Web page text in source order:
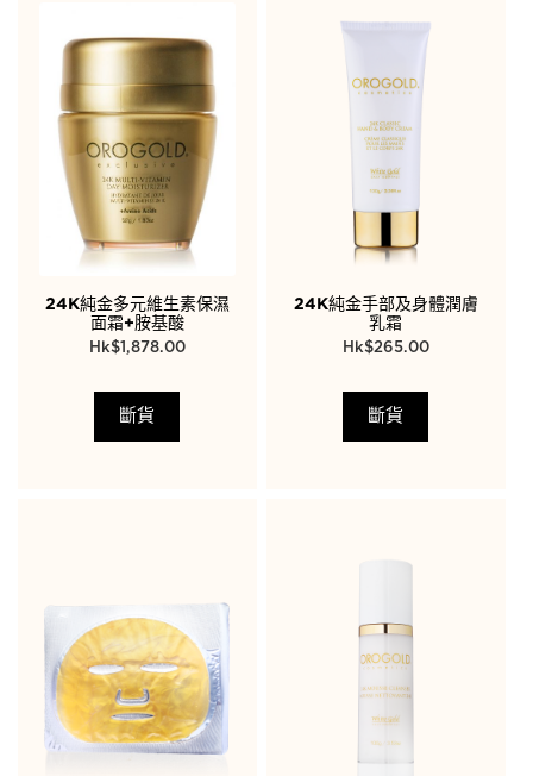
24K純金多元維生素保濕
面霜+胺基酸
$1,878.00
斷貨
24K純金手部及身體潤膚
乳霜
$265.00
斷貨